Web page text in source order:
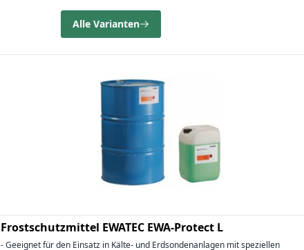
Alle Varianten
Frostschutzmittel EWATEC EWA-Protect L
- Geeignet für den Einsatz in Kälte- und Erdsondenanlagen mit speziellen